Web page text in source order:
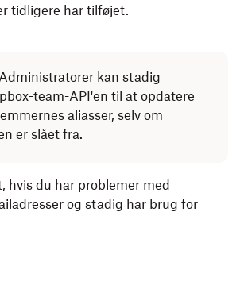
tidligere har tilføjet.
kan stadig
team-API'en til at opdatere
aliasser, selv om
er slået fra.
, hvis du har problemer med
og stadig har brug for